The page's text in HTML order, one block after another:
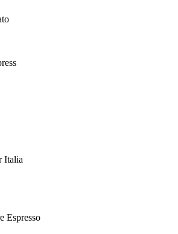
Italia